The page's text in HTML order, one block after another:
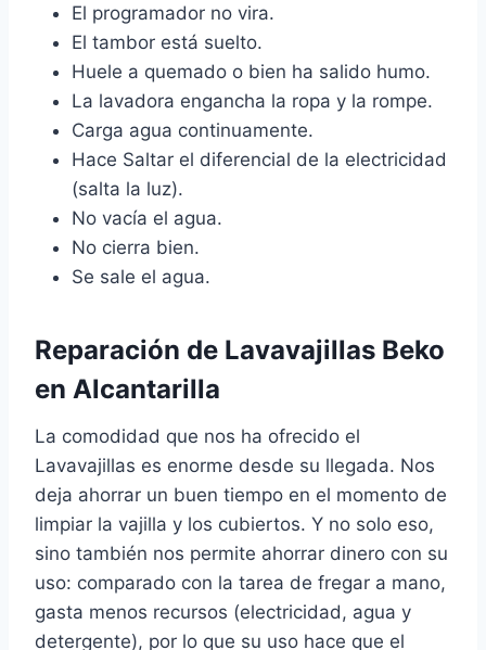
El programador no vira.
El tambor está suelto.
Huele a quemado o bien ha salido humo.
La lavadora engancha la ropa y la rompe.
Carga agua continuamente.
Hace Saltar el diferencial de la electricidad
(salta la luz).
No vacía el agua.
No cierra bien.
Se sale el agua.
Reparación de Lavavajillas Beko
en Alcantarilla
La comodidad que nos ha ofrecido el
Lavavajillas es enorme desde su llegada. Nos
deja ahorrar un buen tiempo en el momento de
limpiar la vajilla y los cubiertos. Y no solo eso,
sino también nos permite ahorrar dinero con su
uso: comparado con la tarea de fregar a mano,
gasta menos recursos (electricidad, agua y
detergente), por lo que su uso hace que el